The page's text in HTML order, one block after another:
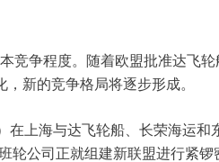
竞争程度。随着欧盟批准达飞
新的竞争格局将逐步形成。
上海与达飞轮船、长荣海运和
轮公司正就组建新联盟进行紧